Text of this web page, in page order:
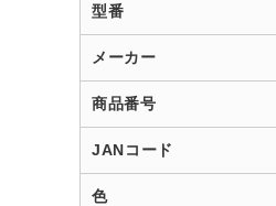
型番
メーカー
商品番号
JANコード
色